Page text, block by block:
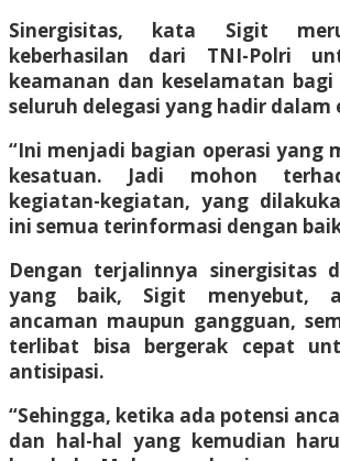
Sinergisitas, kata Sigit
keberhasilan dari TNI-Polri
keamanan dan keselamatan bagi
seluruh delegasi yang hadir dalam
“Ini menjadi bagian operasi yang
kesatuan. Jadi mohon
kegiatan-kegiatan, yang
ini semua terinformasi dengan
Dengan terjalinnya sinergisitas
yang baik, Sigit menyebut,
ancaman maupun gangguan,
terlibat bisa bergerak cepat
antisipasi.
“Sehingga, ketika ada potensi
dan hal-hal yang kemudian